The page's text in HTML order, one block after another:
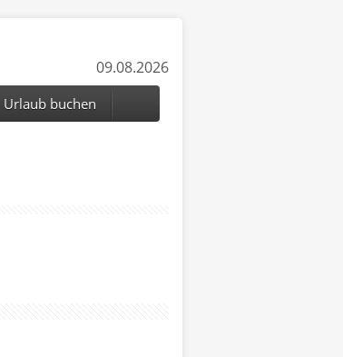
09.08.2026
Urlaub buchen